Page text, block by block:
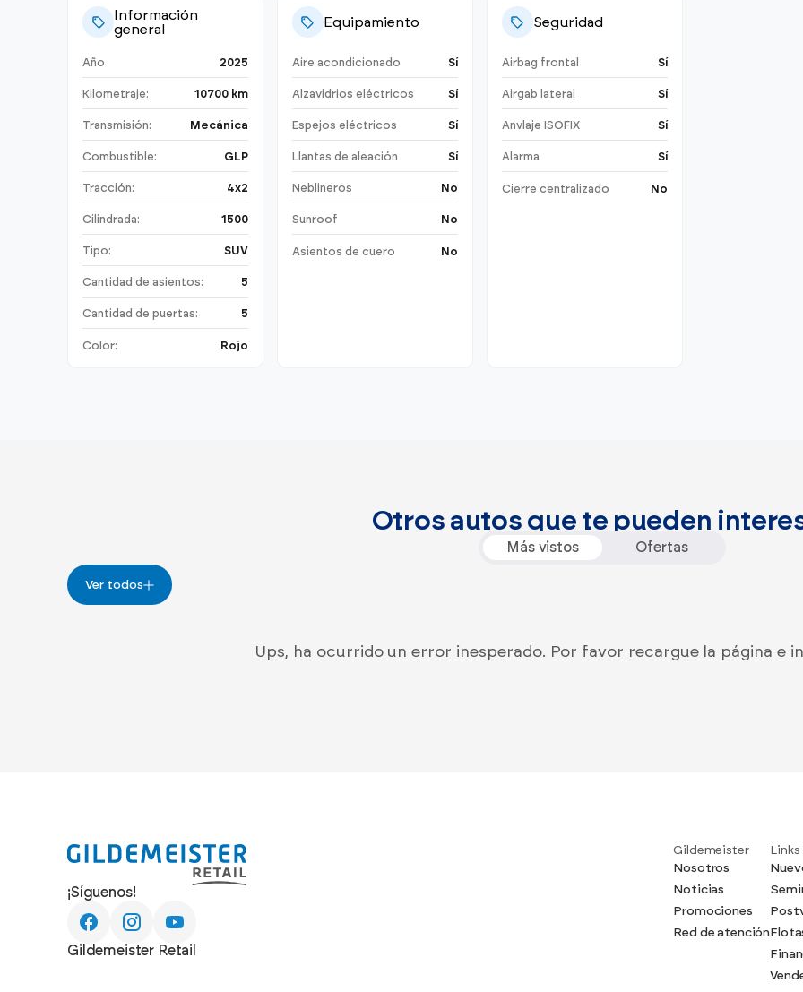
Información
general
Año 2025
Kilometraje: 10700 km
Transmisión: Mecánica
Combustible: GLP
Tracción: 4x2
Cilindrada: 1500
Tipo: SUV
Cantidad de asientos: 5
Cantidad de puertas: 5
Color: Rojo
Equipamiento
Aire acondicionado Sí
Alzavidrios eléctricos Sí
Espejos eléctricos Sí
Llantas de aleación Sí
Neblineros No
Sunroof No
Asientos de cuero No
Seguridad
Airbag frontal Sí
Airgab lateral Sí
Anvlaje ISOFIX Sí
Alarma Sí
Cierre centralizado No
Otros autos que te pueden
Más vistos Ofertas
Ver todos
Ups, ha ocurrido un error inesperado. Por favor recargue la página e
¡Síguenos!
Gildemeister Retail
Gildemeister
Nosotros
Noticias
Promociones
Red de atención